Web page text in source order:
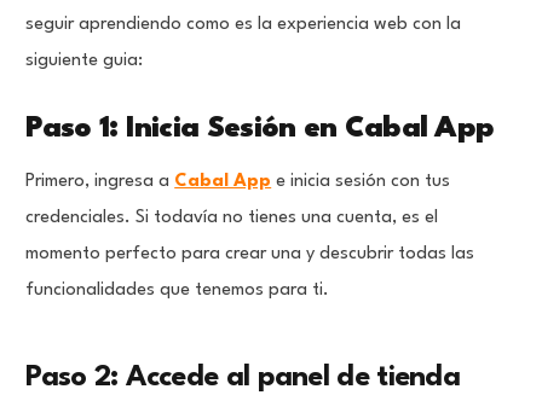
seguir aprendiendo como es la experiencia web con la
siguiente guia:
Paso 1: Inicia Sesión en Cabal App
Primero, ingresa a Cabal App e inicia sesión con tus
credenciales. Si todavía no tienes una cuenta, es el
momento perfecto para crear una y descubrir todas las
funcionalidades que tenemos para ti.
Paso 2: Accede al panel de tienda